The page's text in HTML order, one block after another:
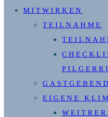
MITWIRKEN
TEILNAHME
EIGENE